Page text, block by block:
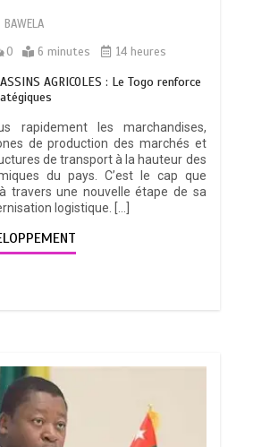
0 6 minutes 14 heures
AGRICOLES : Le Togo renforce
rapidement les marchandises,
de production des marchés et
de transport à la hauteur des
du pays. C’est le cap que
travers une nouvelle étape de sa
logistique. […]